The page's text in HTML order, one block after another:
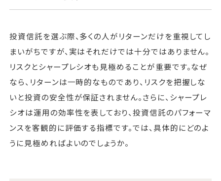
投資信託を選ぶ際、多くの人がリターンだけを重視してし
まいがちですが、実はそれだけでは十分ではありません。
リスクとシャープレシオも見極めることが重要です。なぜ
なら、リターンは一時的なものであり、リスクを把握しな
いと投資の安全性が保証されません。さらに、シャープレ
シオは運用の効率性を表しており、投資信託のパフォーマ
ンスを客観的に評価する指標です。では、具体的にどのよ
うに見極めればよいのでしょうか。